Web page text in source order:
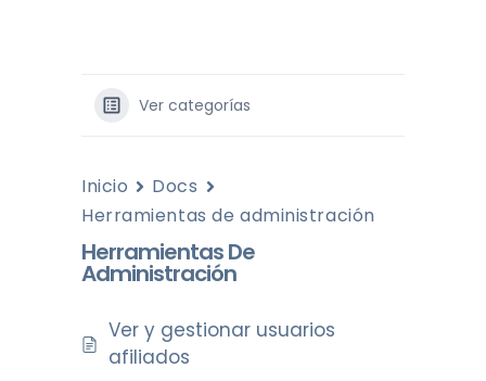
Ver categorías
Inicio
Docs
Herramientas de administración
Herramientas De
Administración
Ver y gestionar usuarios
afiliados